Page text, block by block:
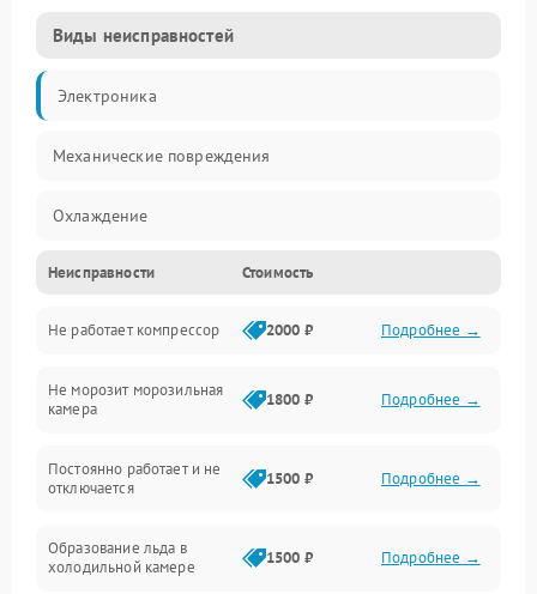
Виды неисправностей
Электроника
Механические повреждения
Охлаждение
Механика
Электропитание
Дренаж
Неисправности Стоимость
Не работает компрессор 2000 ₽ Подробнее →
Не морозит морозильная
камера
1800 ₽ Подробнее →
Постоянно работает и не
отключается
1500 ₽ Подробнее →
Образование льда в
холодильной камере
1500 ₽ Подробнее →